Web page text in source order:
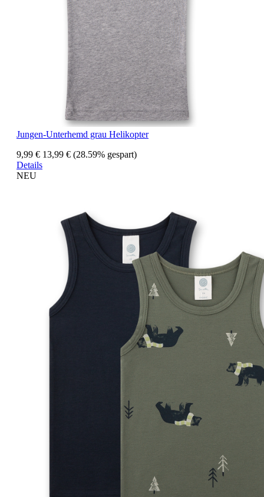
Jungen-Unterhemd grau Helikopter
9,99 € 13,99 € (28.59% gespart)
Details
NEU